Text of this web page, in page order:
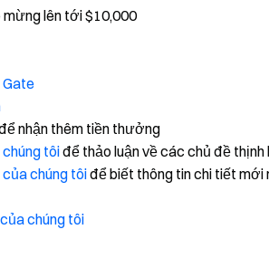
lên tới $10,000
nhận thêm tiền thưởng
tôiđể thảo luận về các chủ đề thịnh
chúng tôiđể biết thông tin chi tiết mới
chúng tôi